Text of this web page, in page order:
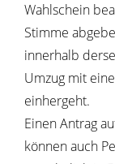
Wahlschein
Stimme
innerhalb
Umzug mit
einhergeht.
Einen Antrag
können auch